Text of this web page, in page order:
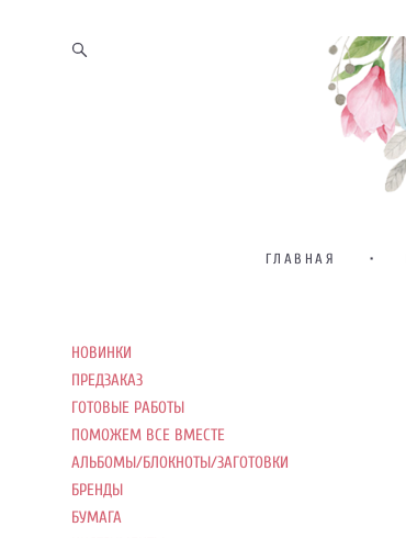
ГЛАВНАЯ •
НОВИНКИ
ПРЕДЗАКАЗ
ГОТОВЫЕ РАБОТЫ
ПОМОЖЕМ ВСЕ ВМЕСТЕ
АЛЬБОМЫ/БЛОКНОТЫ/ЗАГОТОВКИ
БРЕНДЫ
БУМАГА